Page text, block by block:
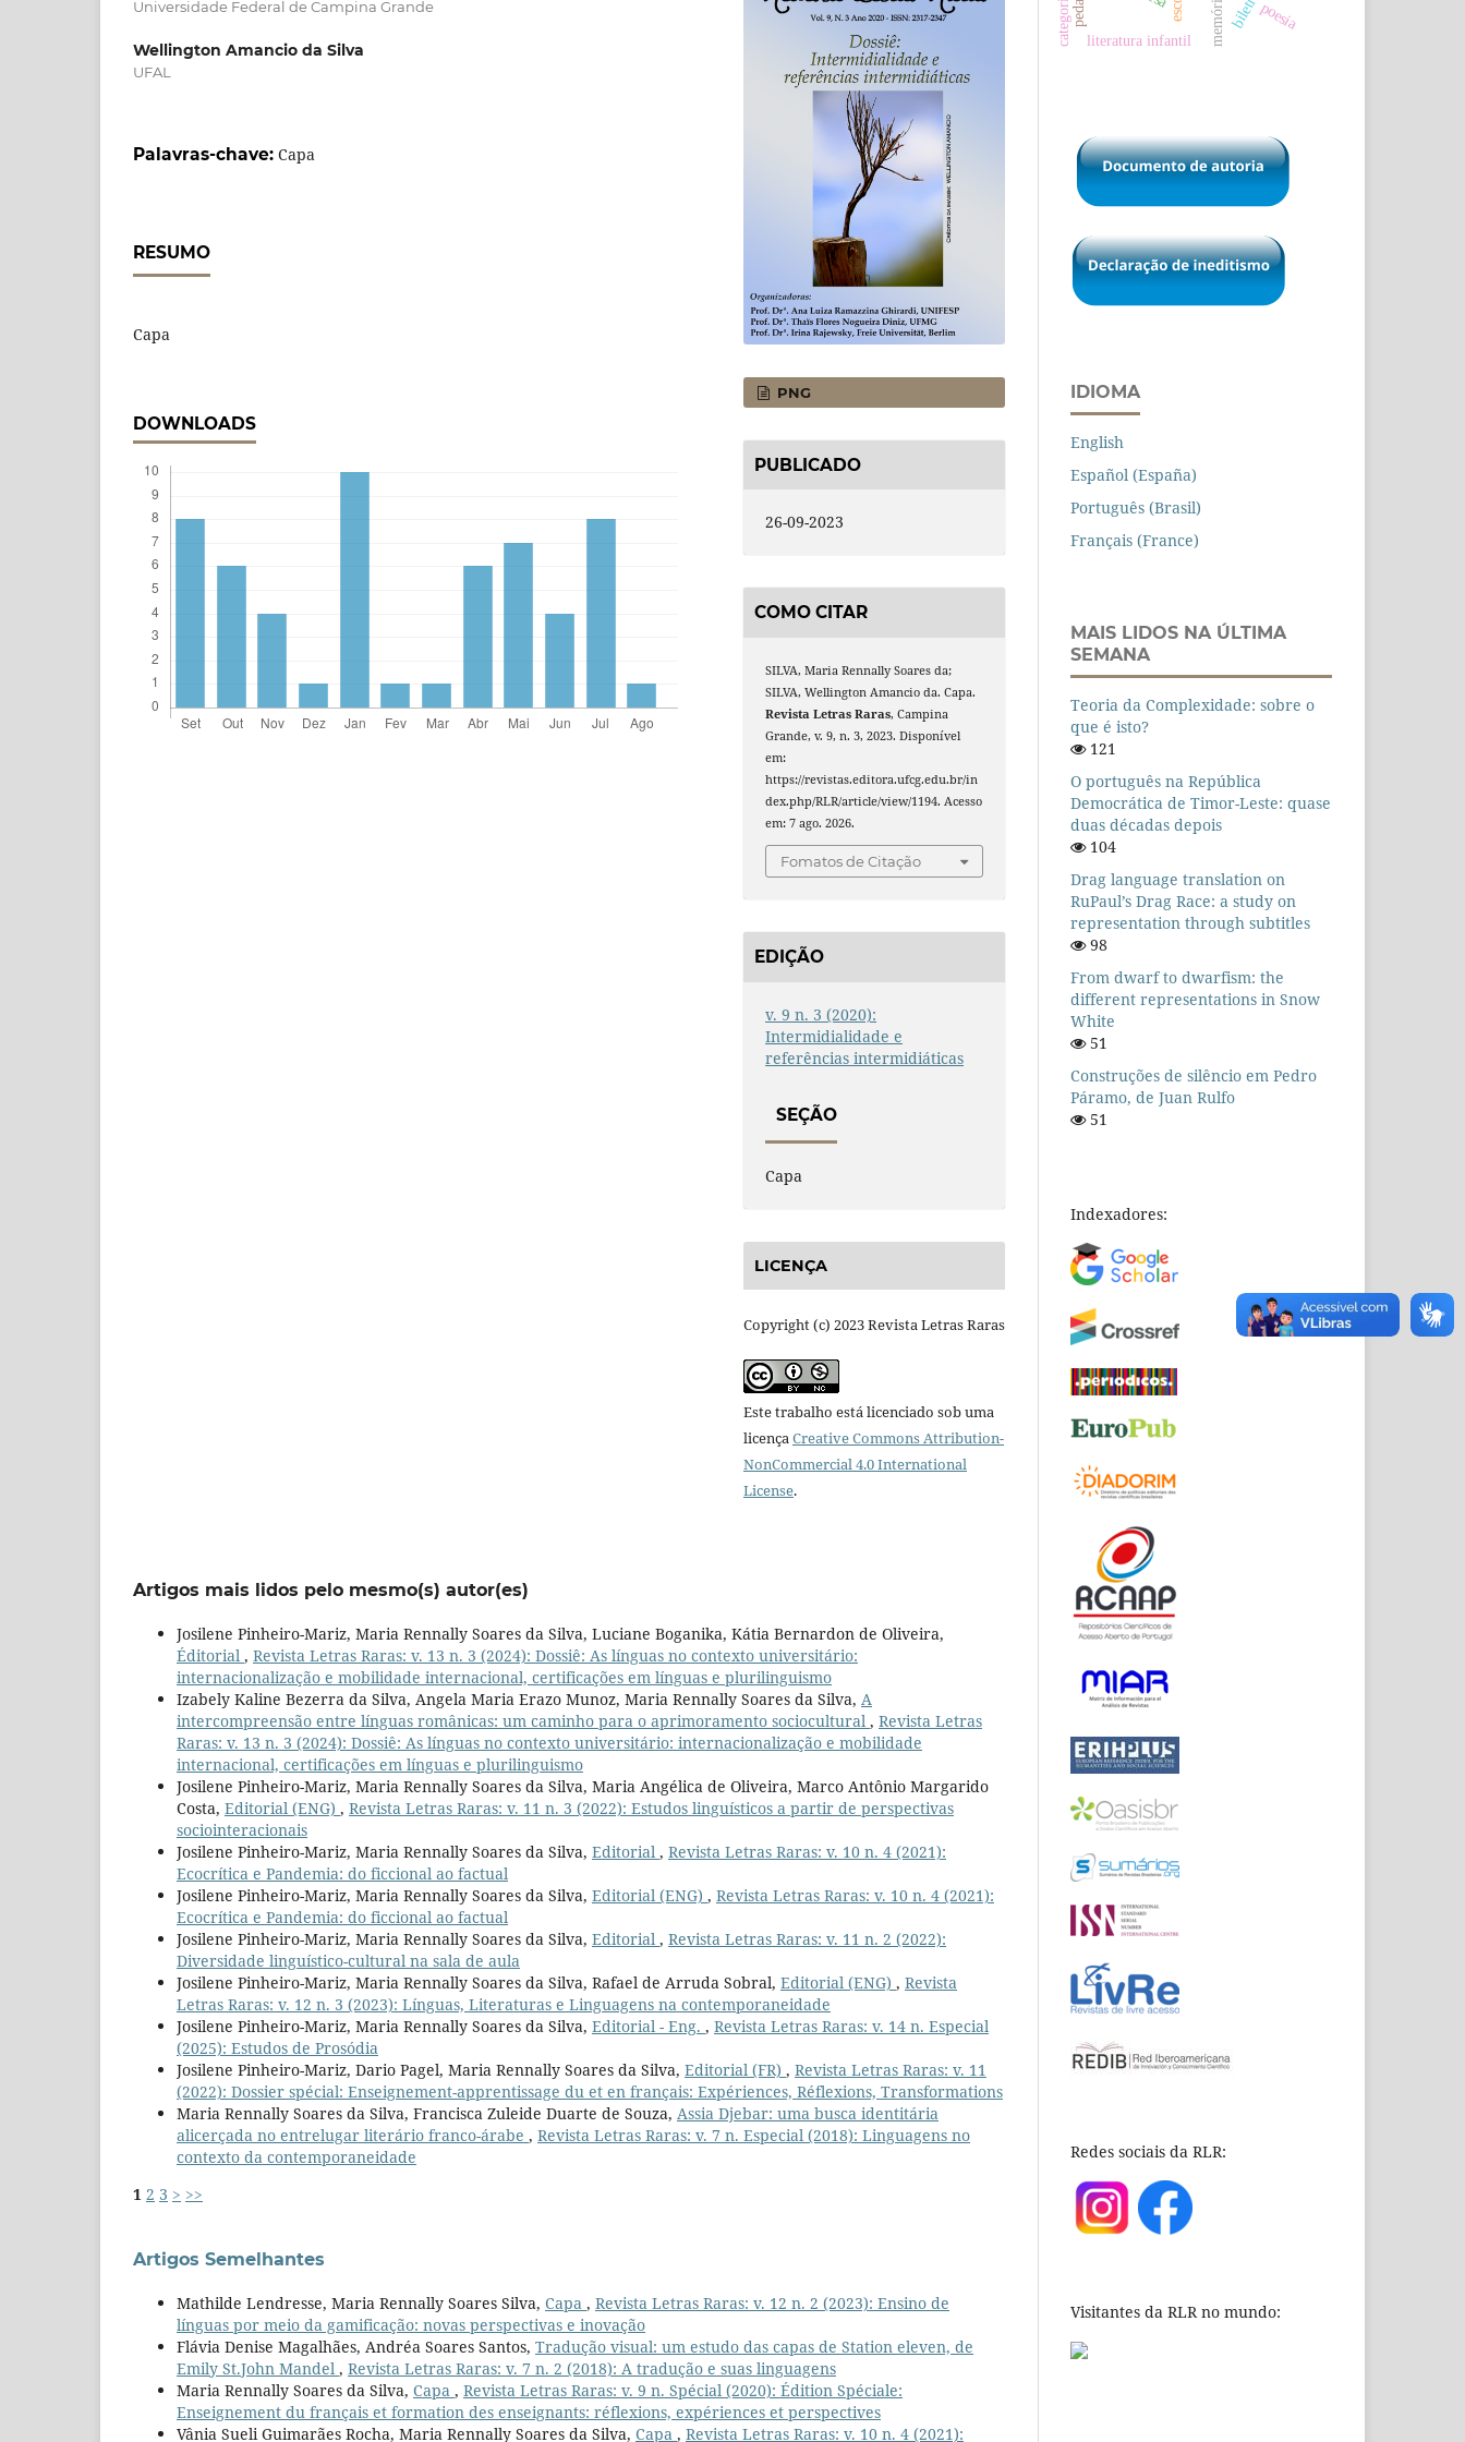
Universidade Federal de Campina Grande
Wellington Amancio da Silva
UFAL
Palavras-chave: Capa
RESUMO
Capa
DOWNLOADS
PNG
PUBLICADO
26-09-2023
COMO CITAR
SILVA, Maria Rennally Soares da;
SILVA, Wellington Amancio da. Capa.
Revista Letras Raras, Campina
Grande, v. 9, n. 3, 2023. Disponível
em:
https://revistas.editora.ufcg.edu.br/in
dex.php/RLR/article/view/1194. Acesso
em: 7 ago. 2026.
Fomatos de Citação
EDIÇÃO
v. 9 n. 3 (2020):
Intermidialidade e
referências intermidiáticas
SEÇÃO
Capa
LICENÇA
Copyright (c) 2023 Revista Letras Raras
Este trabalho está licenciado sob uma
licençaCreative Commons Attribution-
NonCommercial 4.0 International
License.
Artigos mais lidos pelo mesmo(s) autor(es)
Josilene Pinheiro-Mariz, Maria Rennally Soares da Silva, Luciane Boganika, Kátia Bernardon de Oliveira,
Éditorial , Revista Letras Raras: v. 13 n. 3 (2024): Dossiê: As línguas no contexto universitário:
internacionalização e mobilidade internacional, certificações em línguas e plurilinguismo
Izabely Kaline Bezerra da Silva, Angela Maria Erazo Munoz, Maria Rennally Soares da Silva, A
intercompreensão entre línguas românicas: um caminho para o aprimoramento sociocultural , Revista Letras
Raras: v. 13 n. 3 (2024): Dossiê: As línguas no contexto universitário: internacionalização e mobilidade
internacional, certificações em línguas e plurilinguismo
Josilene Pinheiro-Mariz, Maria Rennally Soares da Silva, Maria Angélica de Oliveira, Marco Antônio Margarido
Costa, Editorial (ENG) , Revista Letras Raras: v. 11 n. 3 (2022): Estudos linguísticos a partir de perspectivas
sociointeracionais
Josilene Pinheiro-Mariz, Maria Rennally Soares da Silva, Editorial , Revista Letras Raras: v. 10 n. 4 (2021):
Ecocrítica e Pandemia: do ficcional ao factual
Josilene Pinheiro-Mariz, Maria Rennally Soares da Silva, Editorial (ENG) , Revista Letras Raras: v. 10 n. 4 (2021):
Ecocrítica e Pandemia: do ficcional ao factual
Josilene Pinheiro-Mariz, Maria Rennally Soares da Silva, Editorial , Revista Letras Raras: v. 11 n. 2 (2022):
Diversidade linguístico-cultural na sala de aula
Josilene Pinheiro-Mariz, Maria Rennally Soares da Silva, Rafael de Arruda Sobral, Editorial (ENG) , Revista
Letras Raras: v. 12 n. 3 (2023): Línguas, Literaturas e Linguagens na contemporaneidade
Josilene Pinheiro-Mariz, Maria Rennally Soares da Silva, Editorial - Eng. , Revista Letras Raras: v. 14 n. Especial
(2025): Estudos de Prosódia
Josilene Pinheiro-Mariz, Dario Pagel, Maria Rennally Soares da Silva, Editorial (FR) , Revista Letras Raras: v. 11
(2022): Dossier spécial: Enseignement-apprentissage du et en français: Expériences, Réflexions, Transformations
Maria Rennally Soares da Silva, Francisca Zuleide Duarte de Souza, Assia Djebar: uma busca identitária
alicerçada no entrelugar literário franco-árabe , Revista Letras Raras: v. 7 n. Especial (2018): Linguagens no
contexto da contemporaneidade
1 2 3 > >>
Artigos Semelhantes
Mathilde Lendresse, Maria Rennally Soares Silva, Capa , Revista Letras Raras: v. 12 n. 2 (2023): Ensino de
línguas por meio da gamificação: novas perspectivas e inovação
Flávia Denise Magalhães, Andréa Soares Santos, Tradução visual: um estudo das capas de Station eleven, de
Emily St.John Mandel , Revista Letras Raras: v. 7 n. 2 (2018): A tradução e suas linguagens
Maria Rennally Soares da Silva, Capa , Revista Letras Raras: v. 9 n. Spécial (2020): Édition Spéciale:
Enseignement du français et formation des enseignants: réflexions, expériences et perspectives
Vânia Sueli Guimarães Rocha, Maria Rennally Soares da Silva, Capa , Revista Letras Raras: v. 10 n. 4 (2021):
memória
literatura infantil
poesia
IDIOMA
English
Español (España)
Português (Brasil)
Français (France)
MAIS LIDOS NA ÚLTIMA
SEMANA
Teoria da Complexidade: sobre o
que é isto?
121
O português na República
Democrática de Timor-Leste: quase
duas décadas depois
104
Drag language translation on
RuPaul’s Drag Race: a study on
representation through subtitles
98
From dwarf to dwarfism: the
different representations in Snow
White
51
Construções de silêncio em Pedro
Páramo, de Juan Rulfo
51
Indexadores:
Redes sociais da RLR:
Visitantes da RLR no mundo: